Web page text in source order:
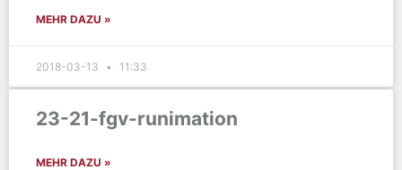
MEHR DAZU »
2018-03-13 11:33
23-21-fgv-runimation
MEHR DAZU »